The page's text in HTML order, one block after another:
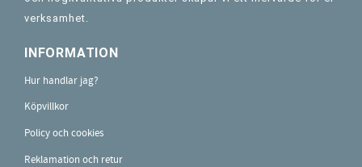
verksamhet.
INFORMATION
Hur handlar jag?
Köpvillkor
Policy och cookies
Reklamation och retur